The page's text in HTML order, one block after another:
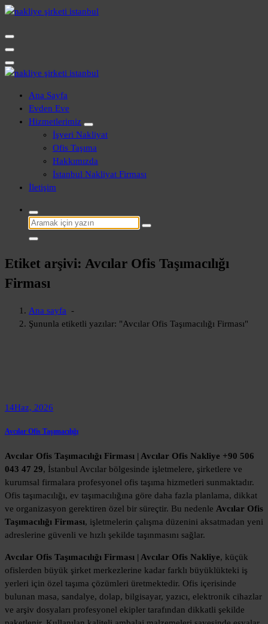
İçeriğe
Evden Eve - İşyeri Ofis Nakliye İstanbul
Evden Eve - İşyeri Ofis Nakliye İstanbul
Ana Sayfa
Evden Eve
Hizmetlerimiz
İşyeri Nakliyat
Ofis Taşıma
Hakkımızda
İstanbul Nakliyat Firması
İletişim
Şunu
ara:
Etiket arşivi: Avcılar Ofis Taşımacılığı
Firması
Ana sayfa -
Şununla etiketli yazılar: "Avcılar Ofis Taşımacılığı Firması"
14Haz, 2026
Avcılar Ofis Taşımacılığı
Avcılar Ofis Taşımacılığı Firması | Avcılar Ofis Nakliye +90 506
043 47 29, İstanbul Avcılar bölgesinde işletmelere, şirketlere ve
kurumsal firmalara profesyonel ofis taşıma hizmetleri sunmaktadır.
Ofis taşımacılığı, ev taşımacılığına göre daha fazla planlama, dikkat
ve organizasyon gerektiren özel bir süreçtir. Bu nedenle Avcılar Ofis
Taşımacılığı Firması, işletmelerin çalışma düzenini aksatmadan yeni
adreslerine güvenli ve hızlı şekilde taşınmasını sağlar.
Avcılar Ofis Taşımacılığı Firması | Avcılar Ofis Nakliye, küçük
ofislerden büyük şirket merkezlerine kadar farklı büyüklükteki iş
yerleri için özel taşıma çözümleri üretmektedir. Ofis içerisinde
bulunan masa, sandalye, dolap, bilgisayar, yazıcı, elektronik cihazlar
ve arşiv dosyaları profesyonel ekipler tarafından dikkatli şekilde